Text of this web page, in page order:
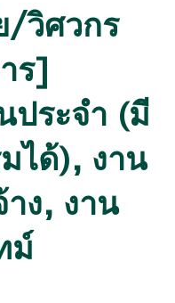
วิศวกร
ร]
ประจำ (มี
ได้), งาน
ง, งาน
ม์